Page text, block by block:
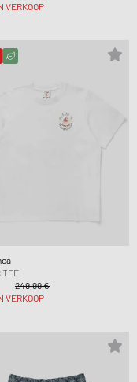
VERKOOP
TEE
249,99 €
VERKOOP